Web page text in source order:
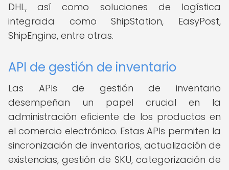
DHL, así como soluciones de logística
integrada como ShipStation, EasyPost,
ShipEngine, entre otras.
API de gestión de inventario
Las APIs de gestión de inventario
desempeñan un papel crucial en la
administración eficiente de los productos en
el comercio electrónico. Estas APIs permiten la
sincronización de inventarios, actualización de
existencias, gestión de SKU, categorización de